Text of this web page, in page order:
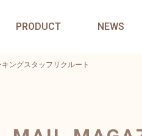
PRODUCT NEWS
ングスタッフリクルート